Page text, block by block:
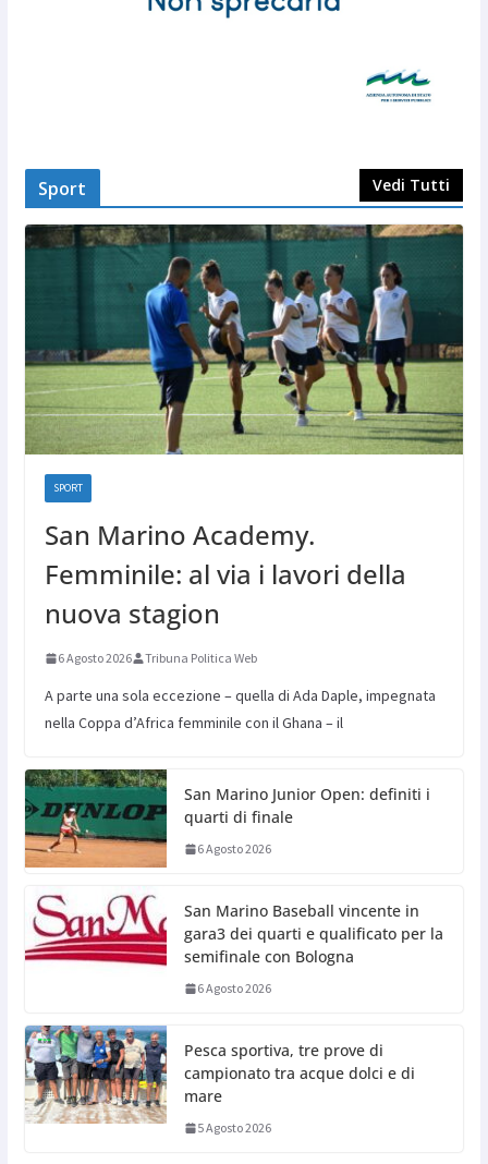
Sport Vedi Tutti
SPORT
San Marino Academy.
Femminile: al via i lavori della
nuova stagion
6 Agosto 2026 Tribuna Politica Web
A parte una sola eccezione – quella di Ada Daple, impegnata
nella Coppa d’Africa femminile con il Ghana – il
San Marino Junior Open: definiti i
quarti di finale
6 Agosto 2026
San Marino Baseball vincente in
gara3 dei quarti e qualificato per la
semifinale con Bologna
6 Agosto 2026
Pesca sportiva, tre prove di
campionato tra acque dolci e di
mare
5 Agosto 2026